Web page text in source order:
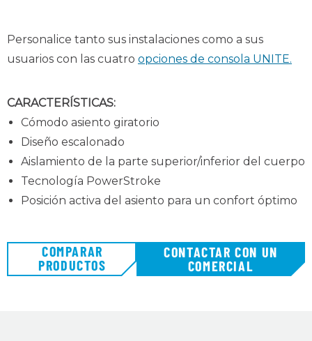
Personalice tanto sus instalaciones como a sus
usuarios con las cuatro opciones de consola UNITE.
CARACTERÍSTICAS:
Cómodo asiento giratorio
Diseño escalonado
Aislamiento de la parte superior/inferior del cuerpo
Tecnología PowerStroke
Posición activa del asiento para un confort óptimo
COMPARAR
PRODUCTOS
CONTACTAR CON UN
COMERCIAL